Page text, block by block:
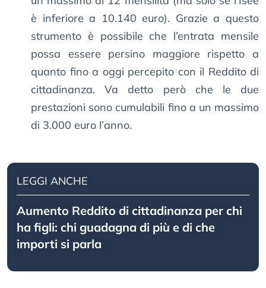
è inferiore a 10.140 euro). Grazie a questo
strumento è possibile che l’entrata mensile
possa essere persino maggiore rispetto a
quanto fino a oggi percepito con il Reddito di
cittadinanza. Va detto però che le due
prestazioni sono cumulabili fino a un massimo
di 3.000 euro l’anno.
LEGGI ANCHE
Aumento Reddito di cittadinanza per chi
ha figli: chi guadagna di più e di che
importi si parla